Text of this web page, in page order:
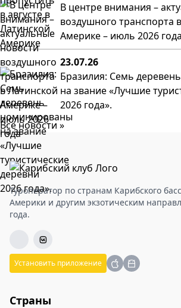
В центре внимания –
воздушного транспорта
Америке – июль 2026 года
23.07.26
Бразилия: Семь
на звание «Лучшие
2026 года».
Все новости »
Туроператор по странам Карибского
Америки и другим экзотическим
года.
Установить приложение
Страны